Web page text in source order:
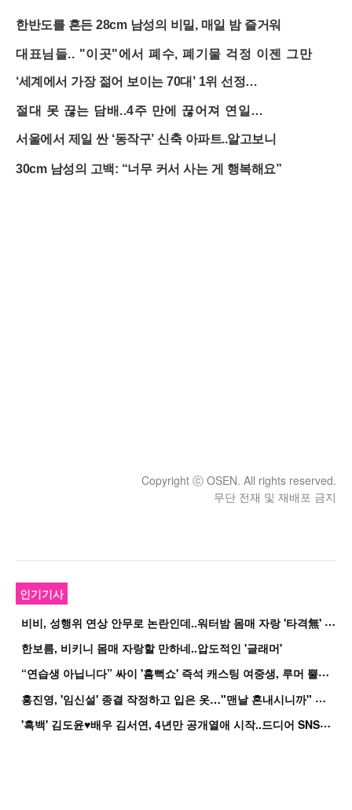
Copyright ⓒ OSEN. All rights reserved.
무단 전재 및 재배포 금지
인기기사
비
비, 성행위 연상 안무로 논란인데..워터밤 몸매 자랑 '타격無' 근황
한보름, 비키니 몸매 자랑할 만하네..압도적인 '글래머'
“
연습생 아닙니다” 싸이 '흠뻑쇼' 즉석 캐스팅 여중생, 루머 뿔났다[Oh!쎈 이...
홍
진영, '임신설' 종결 작정하고 입은 옷…"맨날 혼내시니까" 억울
'
흑백' 김도윤♥배우 김서연, 4년만 공개열애 시작..드디어 SNS에 노출 [핫피...